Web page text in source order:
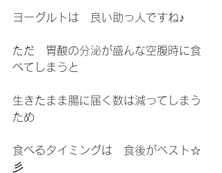
ヨーグルトは　良い助っ人ですね♪
ただ　胃酸の分泌が盛んな空腹時に食
べてしまうと
生きたまま腸に届く数は減ってしまう
ため
食べるタイミングは　食後がベスト☆
彡